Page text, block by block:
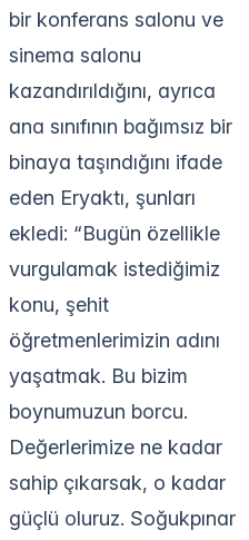
bir konferans salonu ve
sinema salonu
kazandırıldığını, ayrıca
ana sınıfının bağımsız bir
binaya taşındığını ifade
eden Eryaktı, şunları
ekledi: “Bugün özellikle
vurgulamak istediğimiz
konu, şehit
öğretmenlerimizin adını
yaşatmak. Bu bizim
boynumuzun borcu.
Değerlerimize ne kadar
sahip çıkarsak, o kadar
güçlü oluruz. Soğukpınar